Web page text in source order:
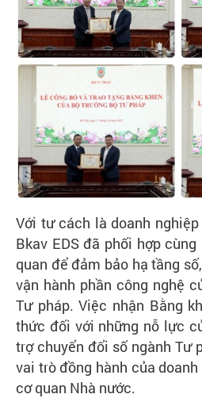
Với tư cách là doanh
Bkav EDS đã phối hợp
quan để đảm bảo hạ tầng
vận hành phần công nghệ
Tư pháp. Việc nhận Bằng
thức đối với những nỗ lực
trợ chuyển đổi số ngành Tư
vai trò đồng hành của
cơ quan Nhà nước.